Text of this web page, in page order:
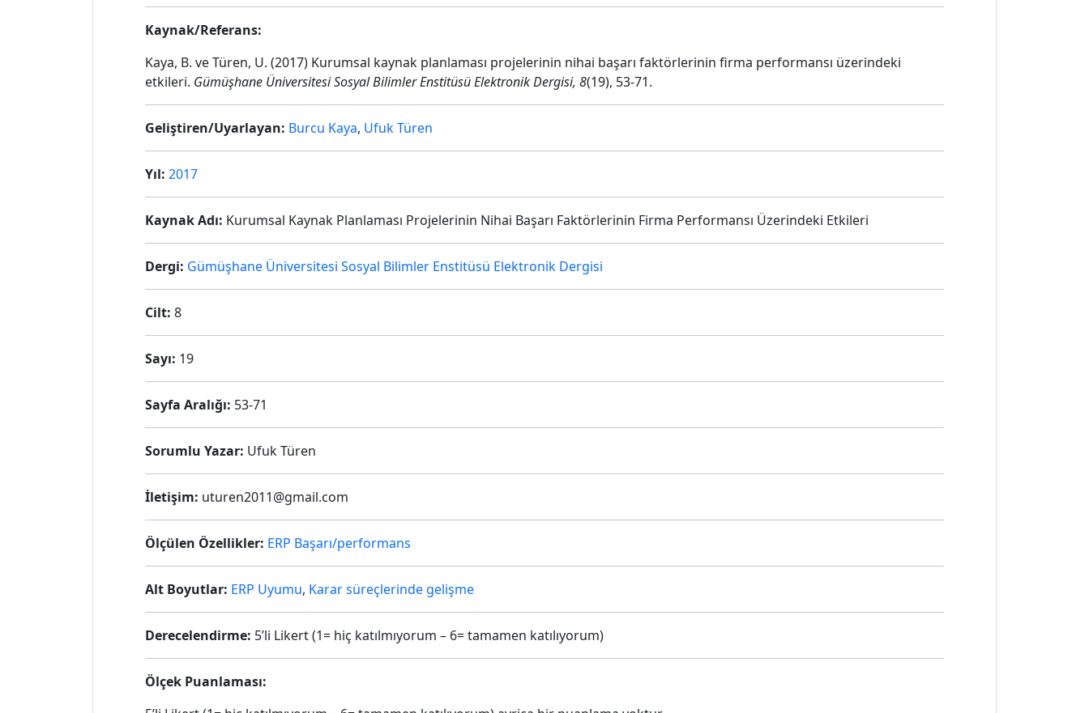
Kaynak/Referans:
Kaya, B. ve Türen, U. (2017) Kurumsal kaynak planlaması projelerinin nihai başarı faktörlerinin firma performansı üzerindeki
etkileri. Gümüşhane Üniversitesi Sosyal Bilimler Enstitüsü Elektronik Dergisi, 8(19), 53-71.
Geliştiren/Uyarlayan: Burcu Kaya, Ufuk Türen
Yıl: 2017
Kaynak Adı: Kurumsal Kaynak Planlaması Projelerinin Nihai Başarı Faktörlerinin Firma Performansı Üzerindeki Etkileri
Dergi: Gümüşhane Üniversitesi Sosyal Bilimler Enstitüsü Elektronik Dergisi
Cilt: 8
Sayı: 19
Sayfa Aralığı: 53-71
Sorumlu Yazar: Ufuk Türen
İletişim: uturen2011@gmail.com
Ölçülen Özellikler: ERP Başarı/performans
Alt Boyutlar: ERP Uyumu, Karar süreçlerinde gelişme
Derecelendirme: 5’li Likert (1= hiç katılmıyorum – 6= tamamen katılıyorum)
Ölçek Puanlaması: